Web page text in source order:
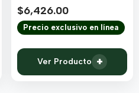
$6,426.00
Precio exclusivo en línea
Ver Producto +